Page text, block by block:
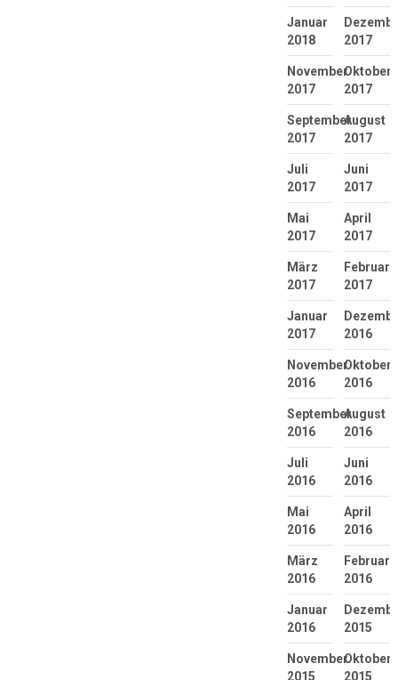
Januar
2018
2017
November
2017
Oktober
2017
September
2017
August
2017
Juli
2017
Juni
2017
Mai
2017
April
2017
März
2017
Februar
2017
Januar
2017
2016
November
2016
Oktober
2016
September
2016
August
2016
Juli
2016
Juni
2016
Mai
2016
April
2016
März
2016
Februar
2016
Januar
2016
2015
November
2015
Oktober
2015